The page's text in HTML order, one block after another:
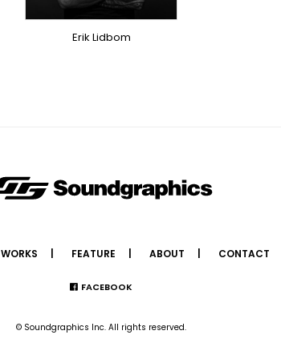
Erik Lidbom
WORKS FEATURE ABOUT CONTACT
FACEBOOK
© Soundgraphics Inc. All rights reserved.